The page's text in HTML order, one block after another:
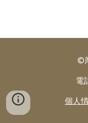
©
電
個人